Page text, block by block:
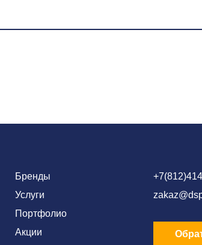
Бренды
Услуги
Портфолио
Акции